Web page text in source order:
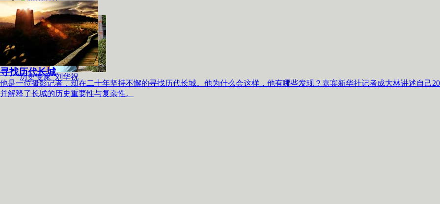
军事专家 刘庆
历史专家 刘华祝
寻找历代长城
他是一位摄影记者，却在二十年坚持不懈的寻找历代长城。他为什么会这样，他有哪些发现？嘉宾新华社记者成大林讲述自己
并解释了长城的历史重要性与复杂性。